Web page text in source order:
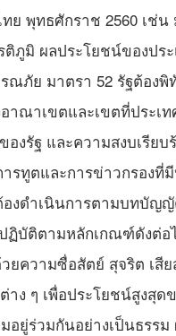
ย พุทธศักราช 2560 เช่
ติภูมิ ผลประโยชน์ของป
ณภัย มาตรา 52 รัฐต้อง
ณาเขตและเขตที่ประเ
งรัฐ และความสงบเรีย
รทูตและการข่าวกรองที่
งดำเนินการตามบทบัญ
ฏิบัติตามหลักเกณฑ์ดังต่อ
ความซื่อสัตย์ สุจริต เสี
าง ๆ เพื่อประโยชน์สูงสุ
อยู่ร่วมกันอย่างเป็นธรร